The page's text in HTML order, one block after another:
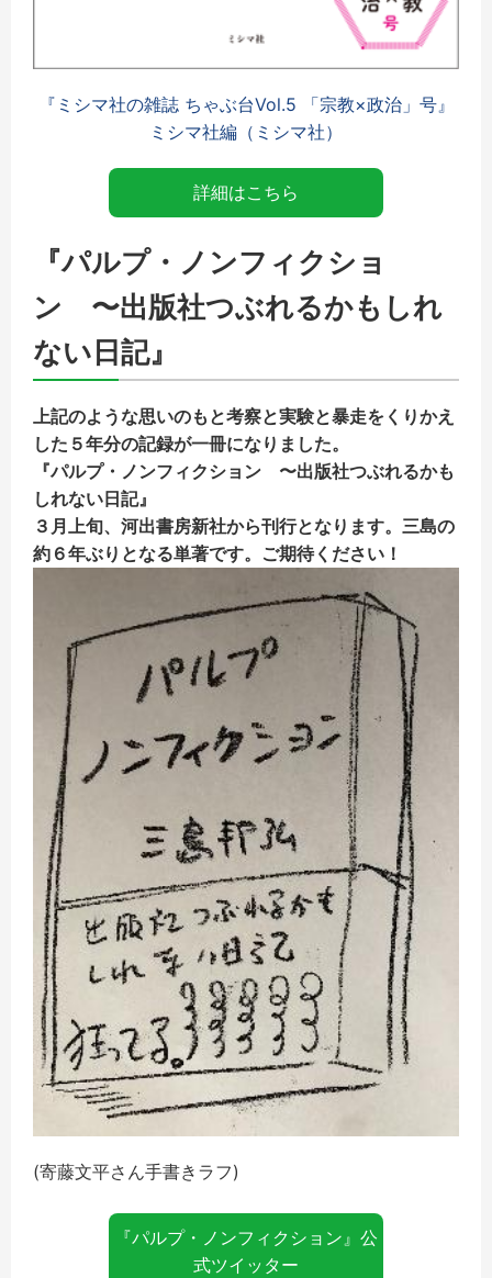
『ミシマ社の雑誌 ちゃぶ台Vol.5 「宗教×政治」号』
ミシマ社編（ミシマ社）
詳細はこちら
『パルプ・ノンフィクショ
ン 〜出版社つぶれるかもしれ
ない日記』
上記のような思いのもと考察と実験と暴走をくりかえ
した５年分の記録が一冊になりました。
『パルプ・ノンフィクション 〜出版社つぶれるかも
しれない日記』
３月上旬、河出書房新社から刊行となります。三島の
約６年ぶりとなる単著です。ご期待ください！
(寄藤文平さん手書きラフ)
『パルプ・ノンフィクション』公
式ツイッター